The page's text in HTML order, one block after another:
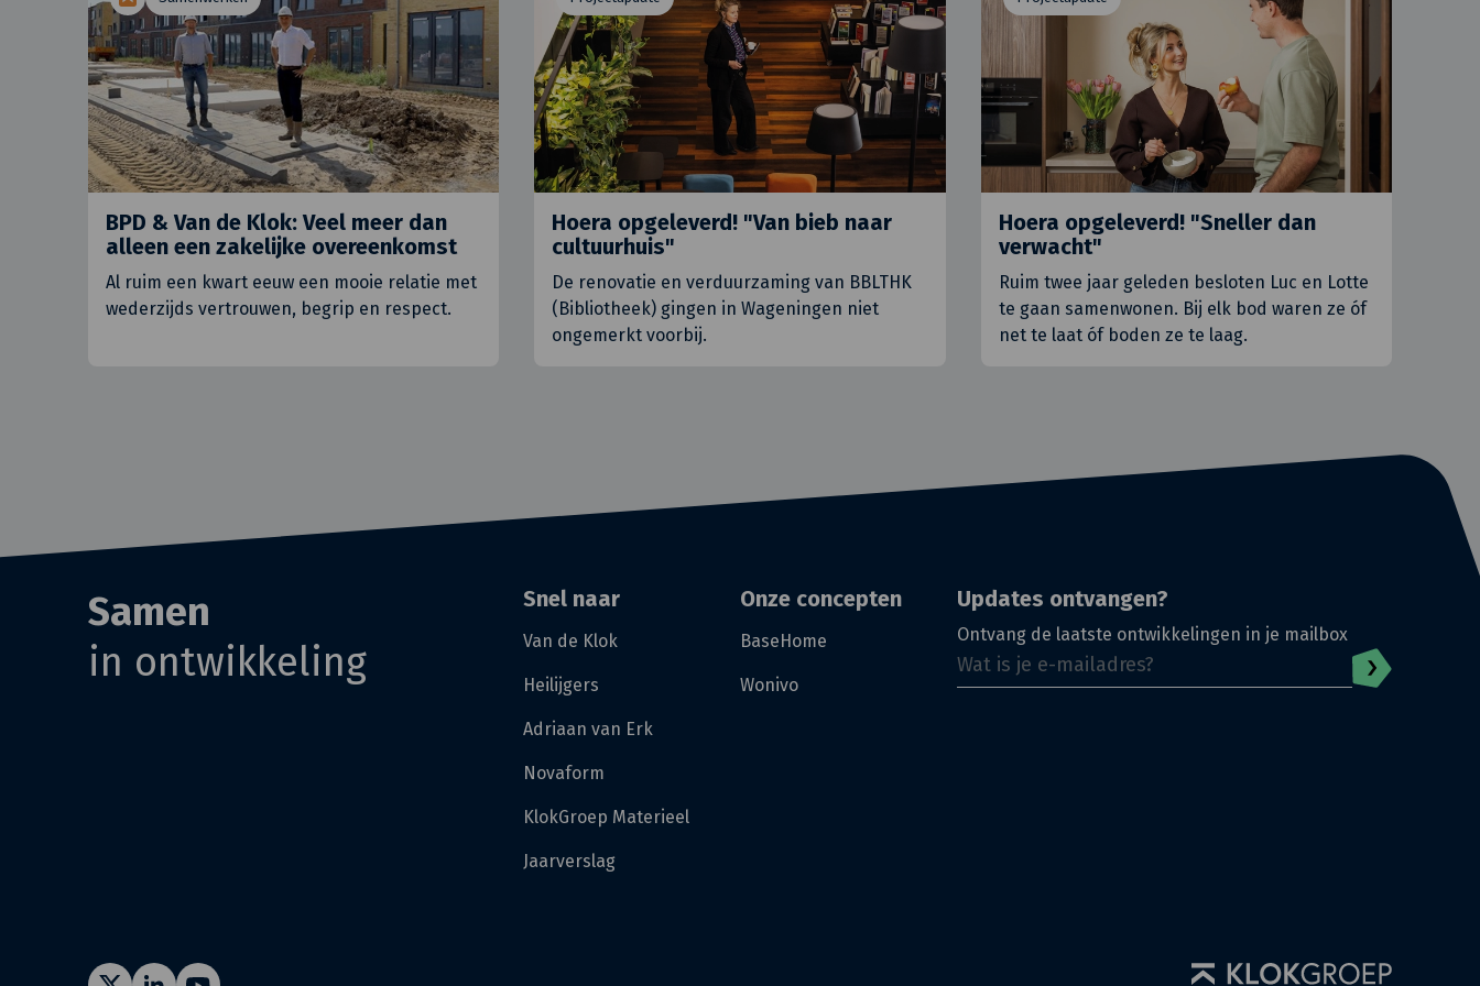
BPD & Van de Klok: Veel meer dan
alleen een zakelijke overeenkomst
Al ruim een kwart eeuw een mooie relatie met
wederzijds vertrouwen, begrip en respect.
Hoera opgeleverd! "Van bieb naar
cultuurhuis"
De renovatie en verduurzaming van BBLTHK
(Bibliotheek) gingen in Wageningen niet
ongemerkt voorbij.
Hoera opgeleverd! "Sneller dan
verwacht"
Ruim twee jaar geleden besloten Luc en Lotte
te gaan samenwonen. Bij elk bod waren ze óf
net te laat óf boden ze te laag.
Samen
in ontwikkeling
Snel naar
Van de Klok
Heilijgers
Adriaan van Erk
Novaform
KlokGroep Materieel
Jaarverslag
Onze concepten
BaseHome
Wonivo
Updates ontvangen?
Ontvang de laatste ontwikkelingen in je mailbox